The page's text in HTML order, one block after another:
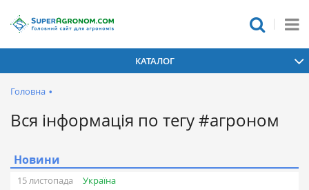
КАТАЛОГ
Головна •
Вся інформація по тегу #агроном
Новини
15 листопада Україна